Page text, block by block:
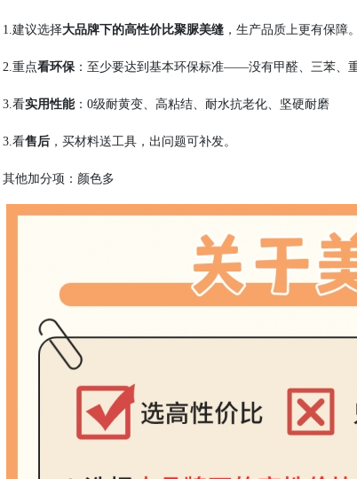
1.建议选择大品牌下的高性价比聚脲美缝 ，生产品质上更有保障。
2.重点看环保：至少要达到基本环保标准——没有甲醛、三苯、
3.看实用性能：0级耐黄变、高粘结、耐水抗老化、坚硬耐磨
3.看售后 ，买材料送工具，出问题可补发。
其他加分项：颜色多